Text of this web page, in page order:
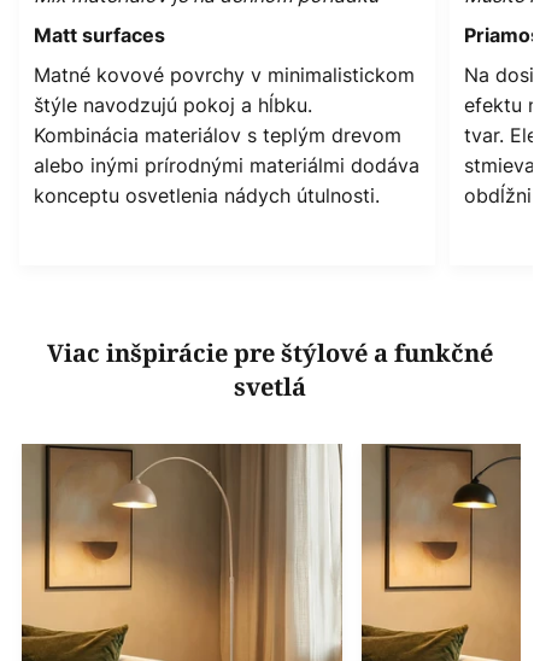
Matt surfaces
Matné kovové povrchy v minimalistickom
štýle navodzujú pokoj a hĺbku.
Kombinácia materiálov s teplým drevom
alebo inými prírodnými materiálmi dodáva
konceptu osvetlenia nádych útulnosti.
Na
efektu
tvar.
Viac inšpirácie pre štýlové a funkčné
svetlá